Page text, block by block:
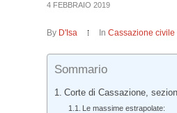
4 FEBBRAIO 2019
By D'Isa InCassazione civile
Sommario
Corte di Cassazione,
Le massime estrapolate: